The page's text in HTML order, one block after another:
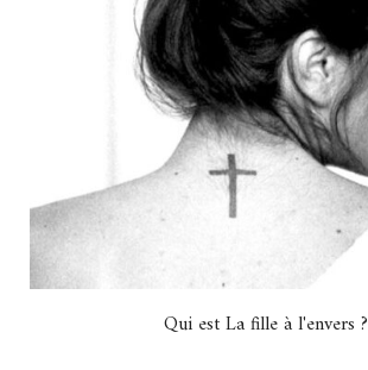
Qui est La fille à l'envers ?